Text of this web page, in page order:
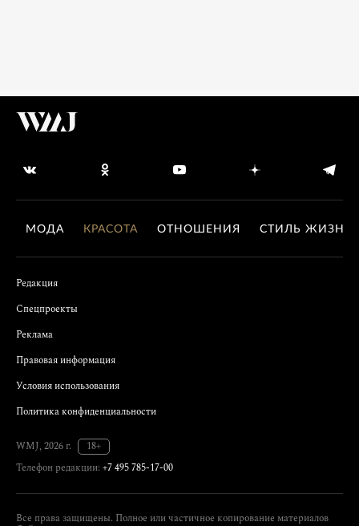
МОДА КРАСОТА ОТНОШЕНИЯ СТИЛЬ ЖИЗНИ
Редакция
Спецпроекты
Реклама
Правовая информация
Условия использования
Политика конфиденциальности
WMJ, 2026 г.
18+
Телефон редакции: +7 495 785-17-00
Все права защищены. Полное или частичное копирование материалов